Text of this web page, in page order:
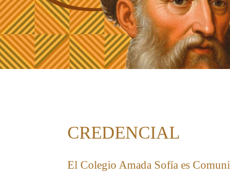
CREDENCIAL
El Colegio Amada Sofía es